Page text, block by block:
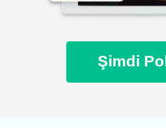
Şimdi